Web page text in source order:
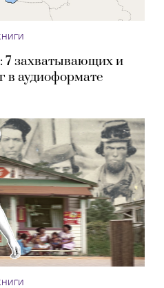
7 захватывающих и
в аудиоформате